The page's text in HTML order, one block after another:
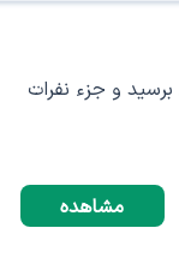
و جزء نفرات
مشاهده